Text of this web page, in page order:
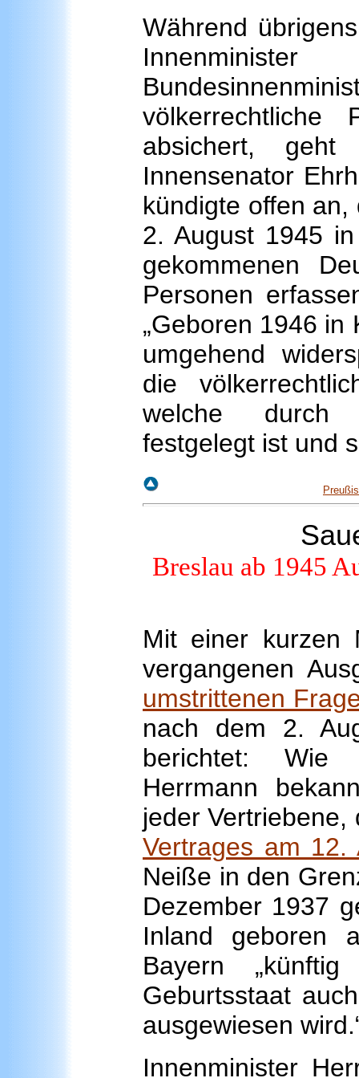
Während
völkerrechtliche
absichert,
Innensenator
kündigte offen
2. August 1945
gekommenen
Personen
„Geboren 1946 in
umgehend
die
welche durch
festgelegt ist und
Breslau ab 1945
Mit einer kurzen
vergangenen
umstrittenen
nach dem 2.
berichtet: Wie
Herrmann
jeder
Vertrages am 12.
Neiße in den
Dezember 1937
Inland geboren
Bayern
Geburtsstaat
ausgewiesen
Innenminister